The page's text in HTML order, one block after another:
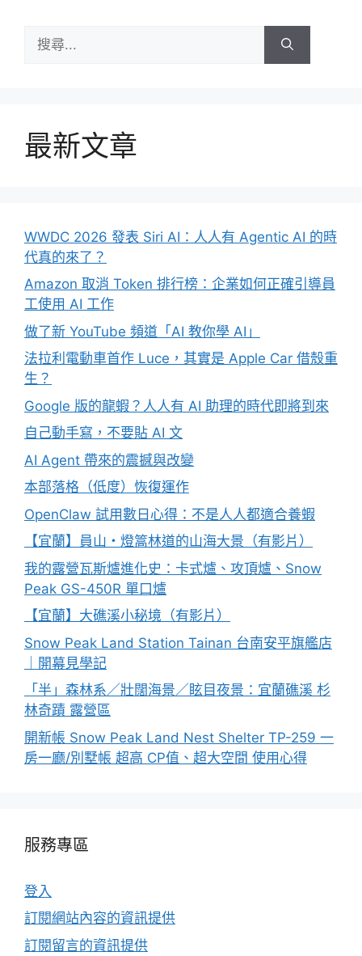
尋:
最新文章
WWDC 2026 發表 Siri AI：人人有 Agentic AI 的時
代真的來了？
Amazon 取消 Token 排行榜：企業如何正確引導員
工使用 AI 工作
做了新 YouTube 頻道「AI 教你學 AI」
法拉利電動車首作 Luce，其實是 Apple Car 借殼重
生？
Google 版的龍蝦？人人有 AI 助理的時代即將到來
自己動手寫，不要貼 AI 文
AI Agent 帶來的震撼與改變
本部落格（低度）恢復運作
OpenClaw 試用數日心得：不是人人都適合養蝦
【宜蘭】員山・燈篙林道的山海大景（有影片）
我的露營瓦斯爐進化史：卡式爐、攻頂爐、Snow
Peak GS-450R 單口爐
【宜蘭】大礁溪小秘境（有影片）
Snow Peak Land Station Tainan 台南安平旗艦店
｜開幕見學記
「半」森林系／壯闊海景／眩目夜景：宜蘭礁溪 杉
林奇蹟 露營區
開新帳 Snow Peak Land Nest Shelter TP-259 一
房一廳/別墅帳 超高 CP值、超大空間 使用心得
服務專區
登入
訂閱網站內容的資訊提供
訂閱留言的資訊提供